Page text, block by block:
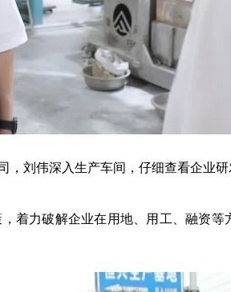
伟深入生产车间，仔细查看企业研
力破解企业在用地、用工、融资等